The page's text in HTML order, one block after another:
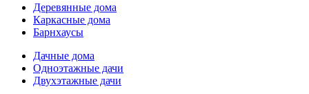
Деревянные дома
Каркасные дома
Барнхаусы
Дачные дома
Одноэтажные дачи
Двухэтажные дачи